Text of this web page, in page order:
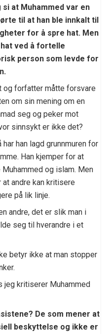
at Muhammed var en
til at han ble innkalt til
for å spre hat. Men
ved å fortelle
person som levde for
og forfatter måtte forsvare
om sin mening om en
seg og peker mot
sinnsykt er ikke det?
han lagd grunnmuren for
Han kjemper for at
og islam. Men
andre kan kritisere
på lik linje.
andre, det er slik man i
seg til hverandre i et
betyr ikke at man stopper
jeg kritiserer Muhammed
De som mener at
beskyttelse og ikke er